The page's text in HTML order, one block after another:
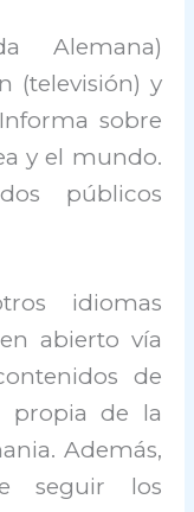
Alemana)
(televisión) y
sobre
y el mundo.
públicos
idiomas
abierto vía
de
propia de la
Además,
seguir los